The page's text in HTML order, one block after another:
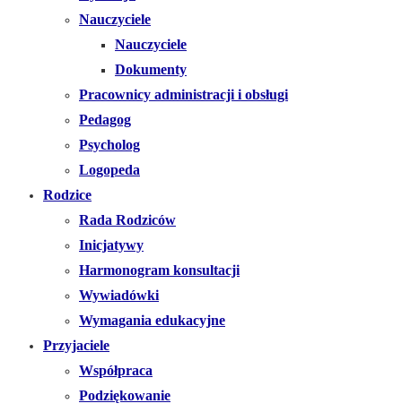
Nauczyciele
Nauczyciele
Dokumenty
Pracownicy administracji i obsługi
Pedagog
Psycholog
Logopeda
Rodzice
Rada Rodziców
Inicjatywy
Harmonogram konsultacji
Wywiadówki
Wymagania edukacyjne
Przyjaciele
Współpraca
Podziękowanie